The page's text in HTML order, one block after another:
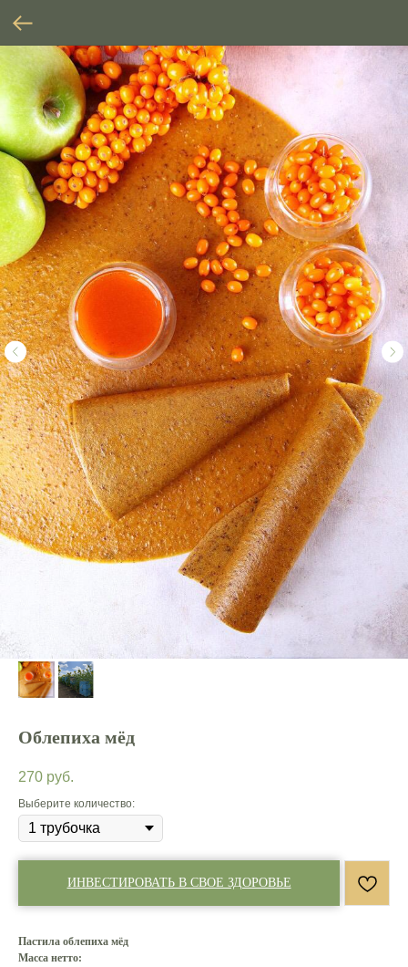
Облепиха мёд
270 руб.
Выберите количество:
ИНВЕСТИРОВАТЬ В СВОЕ ЗДОРОВЬЕ
Пастила облепиха мёд
Масса нетто: